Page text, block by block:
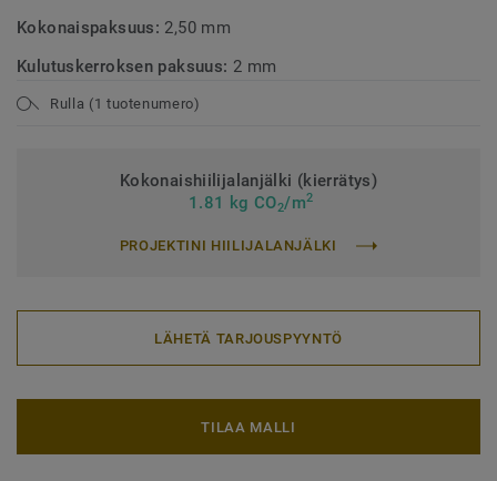
Kokonaispaksuus: 2,50 mm
Kulutuskerroksen paksuus: 2 mm
Rulla (1 tuotenumero)
Kokonaishiilijalanjälki (kierrätys)
1.81 kg CO2/m2
PROJEKTINI HIILIJALANJÄLKI
LÄHETÄ TARJOUSPYYNTÖ
TILAA MALLI